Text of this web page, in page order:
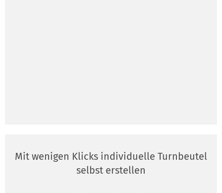
Mit wenigen Klicks individuelle Turnbeutel
selbst erstellen